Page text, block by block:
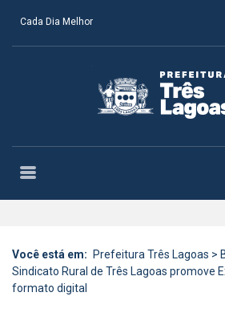
Cada Dia Melhor
Você está em: Prefeitura Três Lagoas >
Sindicato Rural de Três Lagoas promove
formato digital